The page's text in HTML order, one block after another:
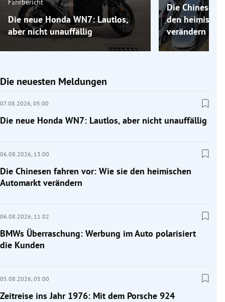
Fahrbericht
Die neue Honda WN7: Lautlos,
aber nicht unauffällig
Die Chinesen
den
verändern
Die neuesten Meldungen
07.08.2026, 05:00
Die neue Honda WN7: Lautlos, aber nicht unauffällig
06.08.2026, 13:00
Die Chinesen fahren vor: Wie sie den heimischen
Automarkt verändern
06.08.2026, 11:02
BMWs Überraschung: Werbung im Auto polarisiert
die Kunden
05.08.2026, 05:00
Zeitreise ins Jahr 1976: Mit dem Porsche 924